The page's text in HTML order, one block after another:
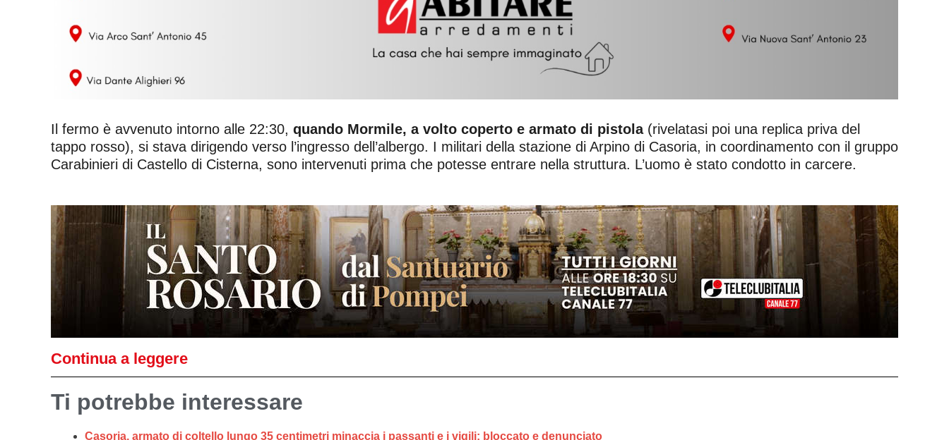
Il fermo è avvenuto intorno alle 22:30, quando Mormile, a volto coperto e armato di pistola(rivelatasi poi una replica priva del
tappo rosso), si stava dirigendo verso l’ingresso dell’albergo. I militari della stazione di Arpino di Casoria, in coordinamento con il gruppo
Carabinieri di Castello di Cisterna, sono intervenuti prima che potesse entrare nella struttura. L’uomo è stato condotto in carcere.
Continua a leggere
Ti potrebbe interessare
Casoria, armato di coltello lungo 35 centimetri minaccia i passanti e i vigili: bloccato e denunciato